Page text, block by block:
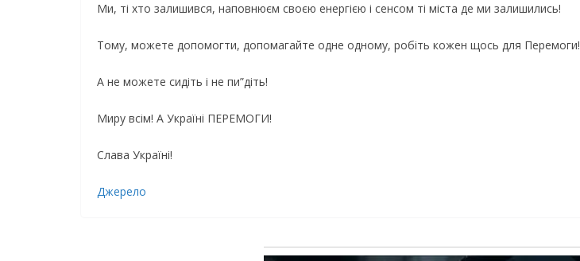
Ми, ті хто залишився, наповнюєм своєю енергією і сенсом ті міста де ми залишились!
Тому, можете допомогти, допомагайте одне одному, робіть кожен щось для Перемоги!
А не можете сидіть і не пи”діть!
Миру всім! А Україні ПЕРЕМОГИ!
Слава Україні!
Джерело